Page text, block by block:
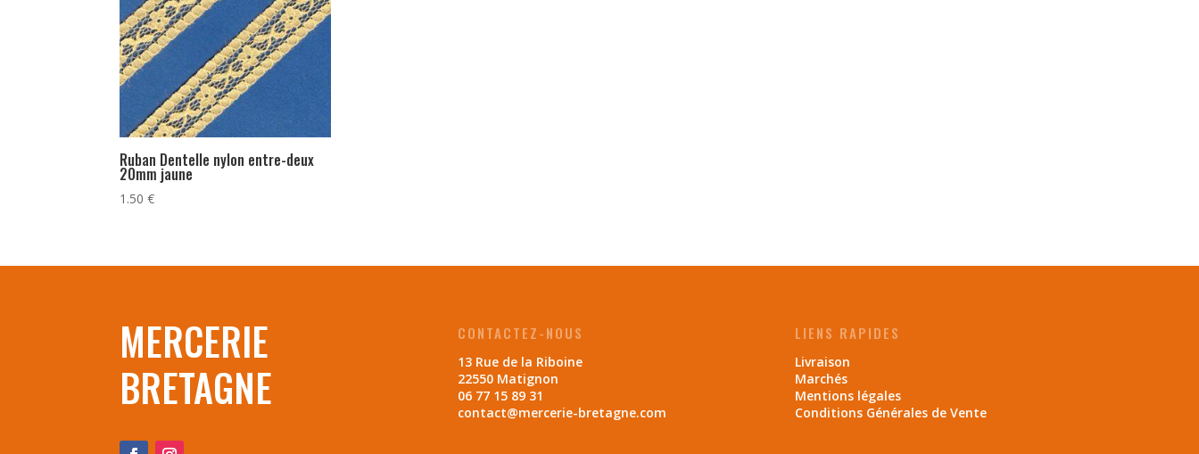
Ruban Dentelle nylon entre-deux
20mm jaune
1.50€
MERCERIE
BRETAGNE
CONTACTEZ-NOUS
13 Rue de la Riboine
22550 Matignon
06 77 15 89 31
contact@mercerie-bretagne.com
LIENS RAPIDES
Livraison
Marchés
Mentions légales
Conditions Générales de Vente